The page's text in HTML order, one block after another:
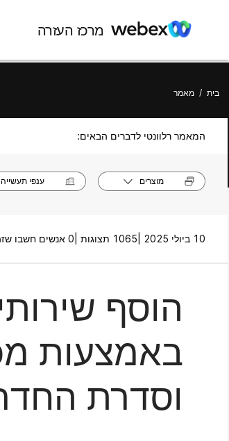
מרכז העזרה
בית / מאמר
המאמר רלוונטי לדברים הבאים:
מוצרים ענפי תעשייה
10 ביולי 2025 | 1065 תצוגות | 0 אנשים חשבו שזה היה מועיל
הוסף
וסדרת